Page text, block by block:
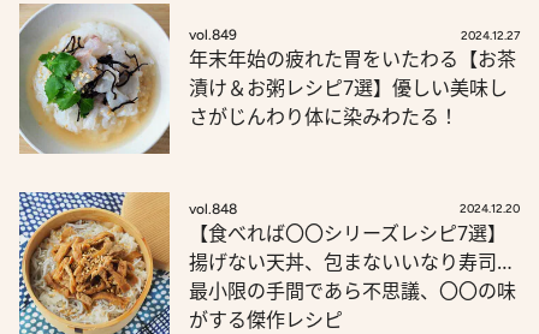
vol.849 2024.12.27
年末年始の疲れた胃をいたわる【お茶
漬け＆お粥レシピ7選】優しい美味し
さがじんわり体に染みわたる！
vol.848 2024.12.20
【食べれば〇〇シリーズレシピ7選】
揚げない天丼、包まないいなり寿司…
最小限の手間であら不思議、〇〇の味
がする傑作レシピ